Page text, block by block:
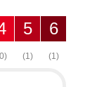
6
(1)
5
(1)